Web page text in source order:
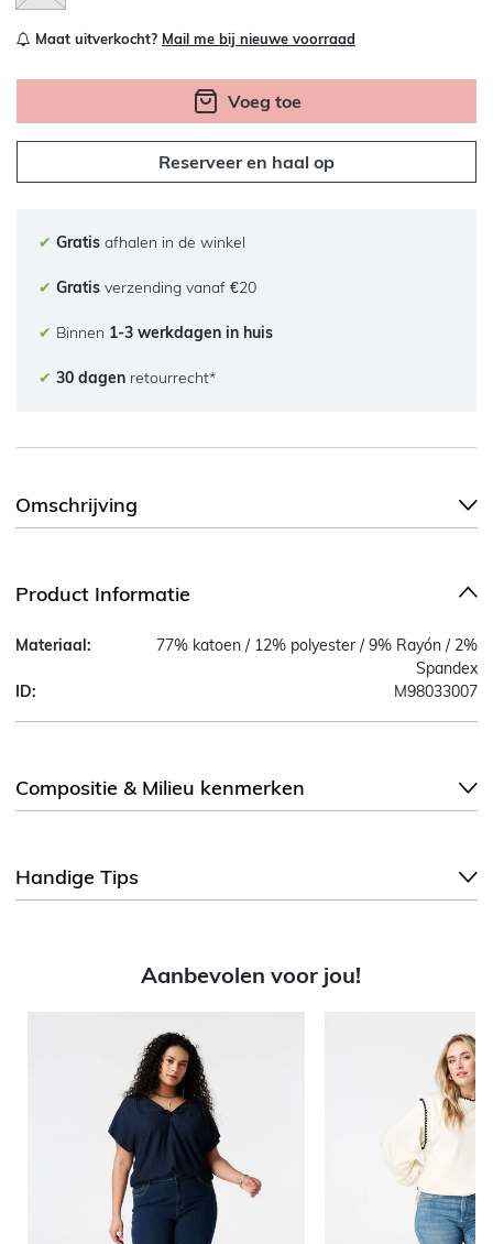
Maat uitverkocht? Mail me bij nieuwe voorraad
Voeg toe
Reserveer en haal op
✔ Gratis afhalen in de winkel
✔ Gratis verzending vanaf €20
✔ Binnen 1-3 werkdagen in huis
✔ 30 dagen retourrecht*
Omschrijving
Product Informatie
Materiaal:
77% katoen / 12% polyester / 9% Rayón / 2%
Spandex
ID:
M98033007
Compositie & Milieu kenmerken
Handige Tips
Aanbevolen voor jou!